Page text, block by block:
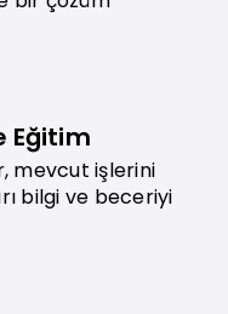
Eğitim
mevcut işlerini
bilgi ve beceriyi